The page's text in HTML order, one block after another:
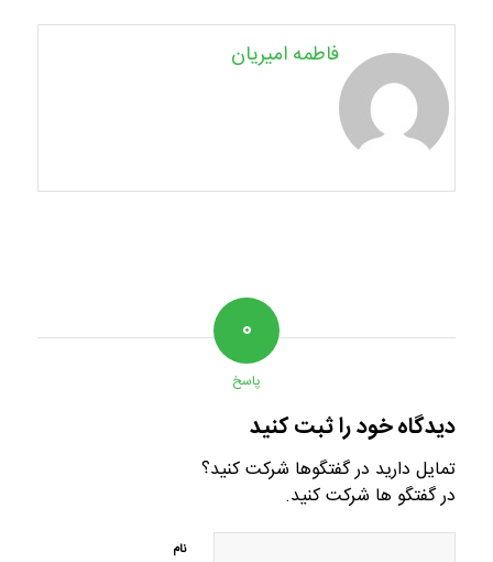
فاطمه امیریان
۰
پاسخ
دیدگاه خود را ثبت کنید
تمایل دارید در گفتگوها شرکت کنید؟
در گفتگو ها شرکت کنید.
نام